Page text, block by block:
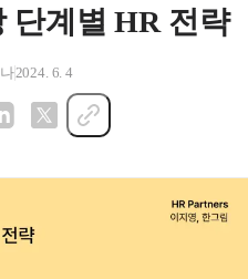
단계별 HR 전략
2024. 6. 4